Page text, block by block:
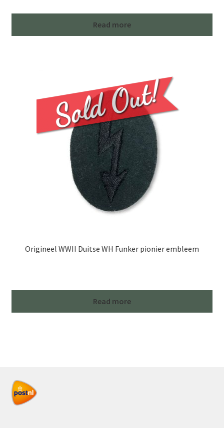
Read more
Origineel WWII Duitse WH Funker pionier embleem
Read more